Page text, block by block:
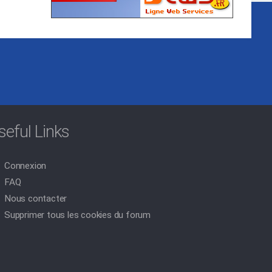
Links
Connexion
FAQ
Nous contacter
Supprimer tous les cookies du forum